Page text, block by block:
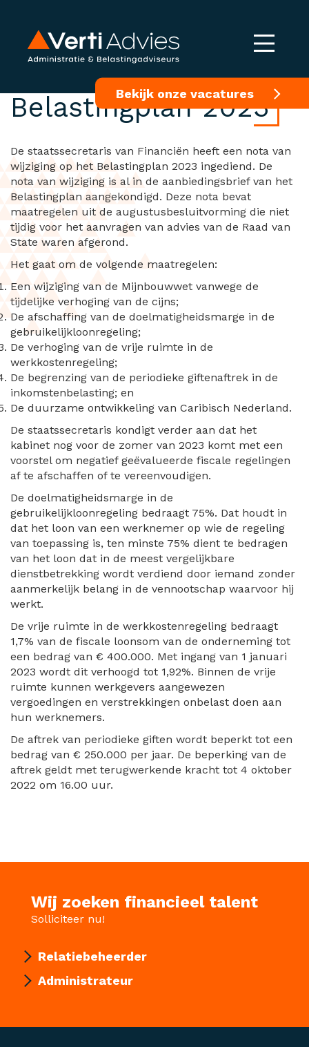
Bekijk onze vacatures
Nota van wijziging
Belastingplan 2023
De staatssecretaris van Financiën heeft een nota van
wijziging op het Belastingplan 2023 ingediend. De
nota van wijziging is al in de aanbiedingsbrief van het
Belastingplan aangekondigd. Deze nota bevat
maatregelen uit de augustusbesluitvorming die niet
tijdig voor het aanvragen van advies van de Raad van
State waren afgerond.
Het gaat om de volgende maatregelen:
Een wijziging van de Mijnbouwwet vanwege de
tijdelijke verhoging van de cijns;
De afschaffing van de doelmatigheidsmarge in de
gebruikelijkloonregeling;
De verhoging van de vrije ruimte in de
werkkostenregeling;
De begrenzing van de periodieke giftenaftrek in de
inkomstenbelasting; en
De duurzame ontwikkeling van Caribisch Nederland.
De staatssecretaris kondigt verder aan dat het
kabinet nog voor de zomer van 2023 komt met een
voorstel om negatief geëvalueerde fiscale regelingen
af te afschaffen of te vereenvoudigen.
De doelmatigheidsmarge in de
gebruikelijkloonregeling bedraagt 75%. Dat houdt in
dat het loon van een werknemer op wie de regeling
van toepassing is, ten minste 75% dient te bedragen
van het loon dat in de meest vergelijkbare
dienstbetrekking wordt verdiend door iemand zonder
aanmerkelijk belang in de vennootschap waarvoor hij
werkt.
De vrije ruimte in de werkkostenregeling bedraagt
1,7% van de fiscale loonsom van de onderneming tot
een bedrag van € 400.000. Met ingang van 1 januari
2023 wordt dit verhoogd tot 1,92%. Binnen de vrije
ruimte kunnen werkgevers aangewezen
vergoedingen en verstrekkingen onbelast doen aan
hun werknemers.
De aftrek van periodieke giften wordt beperkt tot een
bedrag van € 250.000 per jaar. De beperking van de
aftrek geldt met terugwerkende kracht tot 4 oktober
2022 om 16.00 uur.
Wij zoeken financieel talent
Solliciteer nu!
Relatiebeheerder
Administrateur